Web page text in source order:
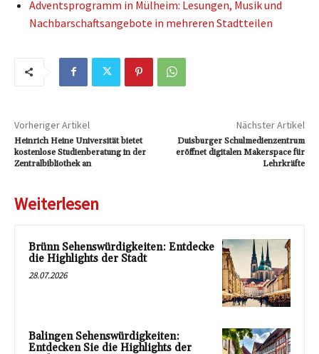
Adventsprogramm in Mülheim: Lesungen, Musik und
Nachbarschaftsangebote in mehreren Stadtteilen
Vorheriger Artikel
Heinrich Heine Universität bietet
kostenlose Studienberatung in der
Zentralbibliothek an
Nächster Artikel
Duisburger Schulmedienzentrum
eröffnet digitalen Makerspace für
Lehrkräfte
Weiterlesen
Brünn Sehenswürdigkeiten: Entdecke
die Highlights der Stadt
28.07.2026
Balingen Sehenswürdigkeiten:
Entdecken Sie die Highlights der